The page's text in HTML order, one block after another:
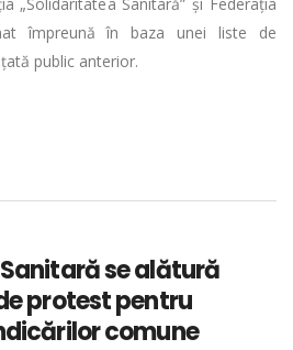
împreună în baza unei liste de
public anterior.
se alătură
protest pentru
comune